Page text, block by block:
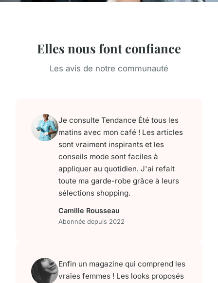
Elles nous font confiance
Les avis de notre communauté
Je consulte Tendance Été tous les
matins avec mon café ! Les articles
sont vraiment inspirants et les
conseils mode sont faciles à
appliquer au quotidien. J'ai refait
toute ma garde-robe grâce à leurs
sélections shopping.
Camille Rousseau
Abonnée depuis 2022
Enfin un magazine qui comprend les
vraies femmes ! Les looks proposés